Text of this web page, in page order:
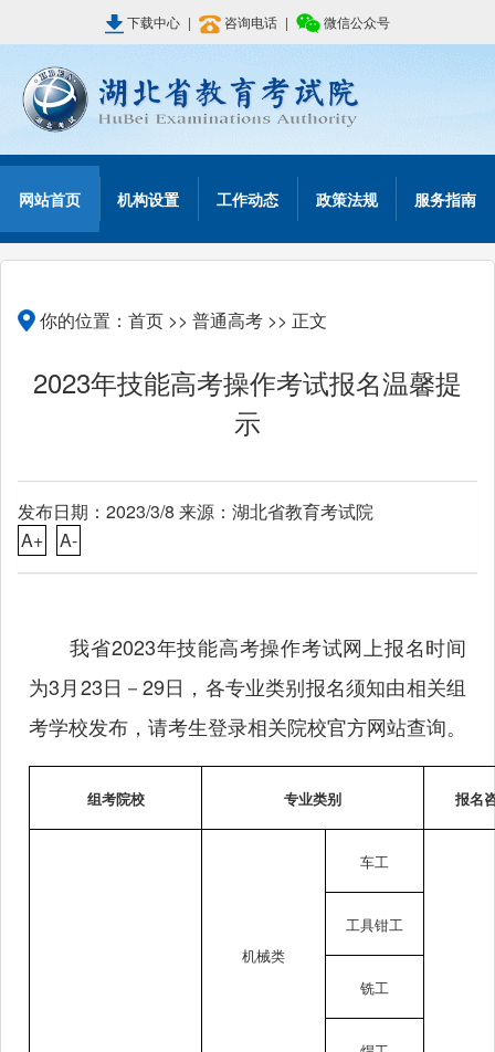
下载中心 | 咨询电话 | 微信公众号
网站首页 机构设置 工作动态 政策法规 服务指南
你的位置： 首页 >> 普通高考 >> 正文
2023年技能高考操作考试报名温馨提
示
发布日期：2023/3/8 来源：湖北省教育考试院
A+
A-
我省2023年技能高考操作考试网上报名时间
为3月23日－29日，各专业类别报名须知由相关组
考学校发布，请考生登录相关院校官方网站查询。
组考院校 专业类别 报名
机械类
车工
工具钳工
铣工